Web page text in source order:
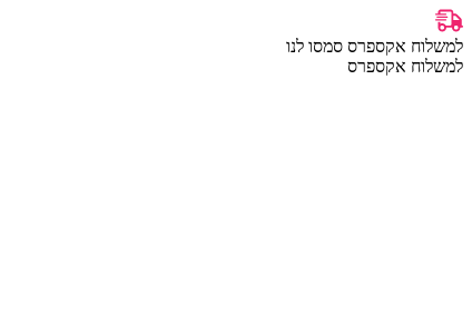
למשלוח אקספרס סמסו לנו
למשלוח אקספרס